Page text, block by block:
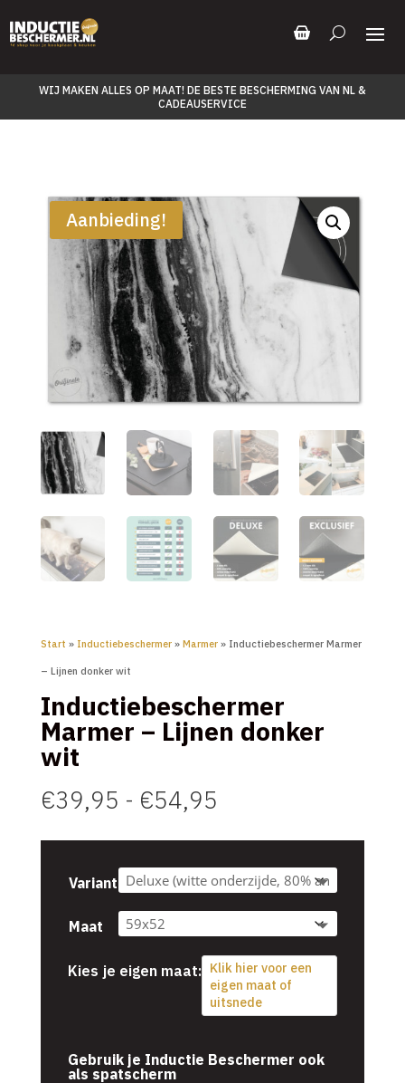
WIJ MAKEN ALLES OP MAAT! DE BESTE BESCHERMING VAN NL &
CADEAUSERVICE
Aanbieding!
Start » Inductiebeschermer» Marmer» Inductiebeschermer Marmer
– Lijnen donker wit
Inductiebeschermer
Marmer – Lijnen donker
wit
€39,95 - €54,95
€54,95
Variant
Maat
Kies je eigen maat: Klik hier voor een
eigen maat of
uitsnede
€39,95
Gebruik je Inductie Beschermer ook
als spatscherm